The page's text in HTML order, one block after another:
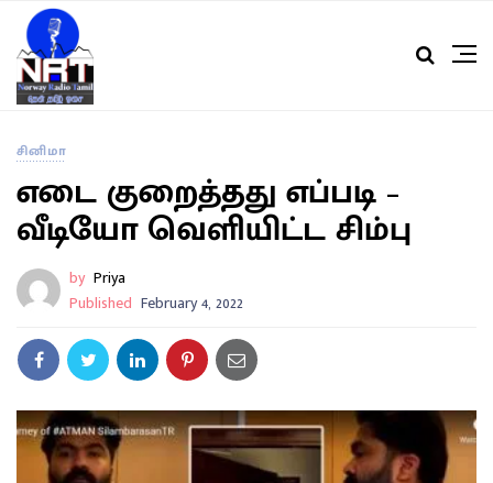
சினிமா
எடை குறைத்தது எப்படி –
வீடியோ வெளியிட்ட சிம்பு
by Priya
Published February 4, 2022